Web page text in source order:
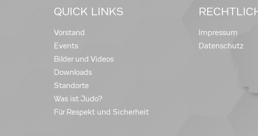
QUICK LINKS
Vorstand
Events
Bilder und Videos
Downloads
Standorte
Was ist Judo?
Für Respekt und Sicherheit
Impressum
Datenschutz